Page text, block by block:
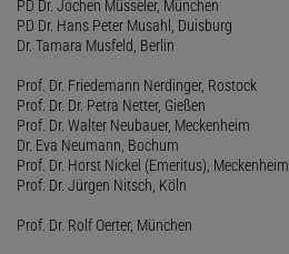
PD Dr. Jochen Müsseler, München
PD Dr. Hans Peter Musahl, Duisburg
Dr. Tamara Musfeld, Berlin
Prof. Dr. Friedemann Nerdinger, Rostock
Prof. Dr. Dr. Petra Netter, Gießen
Prof. Dr. Walter Neubauer, Meckenheim
Dr. Eva Neumann, Bochum
Prof. Dr. Horst Nickel (Emeritus), Meckenheim
Prof. Dr. Jürgen Nitsch, Köln
Prof. Dr. Rolf Oerter, München